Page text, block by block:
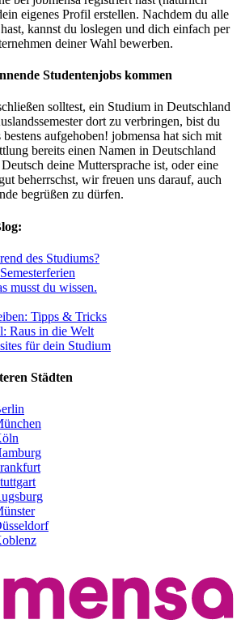
eigenes Profil erstellen. Nachdem du alle
kannst du loslegen und dich einfach per
deiner Wahl bewerben.
Studentenjobs kommen
solltest, ein Studium in Deutschland
dort zu verbringen, bist du
aufgehoben! jobmensa hat sich mit
bereits einen Namen in Deutschland
deine Muttersprache ist, oder eine
beherrschst, wir freuen uns darauf, auch
begrüßen zu dürfen.
des Studiums?
musst du wissen.
Tipps & Tricks
Raus in die Welt
für dein Studium
Städten